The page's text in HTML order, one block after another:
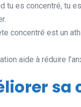
tu es concentré, tu
concentré est un
aide à réduire
sa